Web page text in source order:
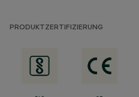
PRODUKTZERTIFIZIERUNG